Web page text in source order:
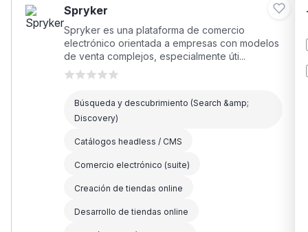
Spryker
Spryker es una plataforma de comercio
electrónico orientada a empresas con modelos
de venta complejos, especialmente úti...
Búsqueda y descubrimiento (Search &amp;
Discovery)
Catálogos headless / CMS
Comercio electrónico (suite)
Creación de tiendas online
Desarrollo de tiendas online